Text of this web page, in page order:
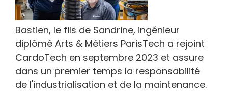
Bastien, le fils de Sandrine, ingénieur
diplômé Arts & Métiers ParisTech a rejoint
CardoTech en septembre 2023 et assure
dans un premier temps la responsabilité
de l'industrialisation et de la maintenance.